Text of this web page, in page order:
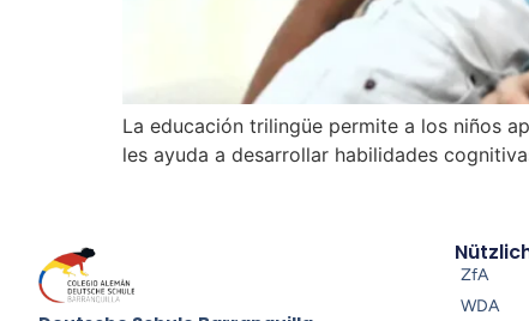
La educación trilingüe permite a los niños
les ayuda a desarrollar habilidades
ZfA
WDA